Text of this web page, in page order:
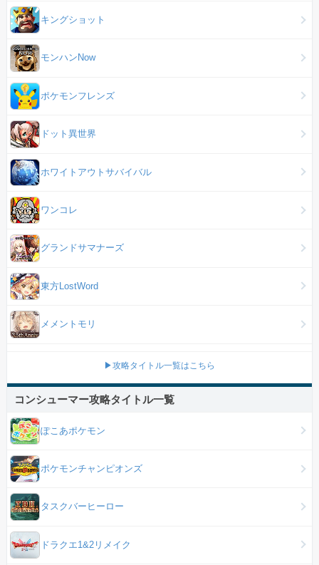
キングショット
モンハンNow
ポケモンフレンズ
ドット異世界
ホワイトアウトサバイバル
ワンコレ
グランドサマナーズ
東方LostWord
メメントモリ
▶攻略タイトル一覧はこちら
コンシューマー攻略タイトル一覧
ぽこあポケモン
ポケモンチャンピオンズ
タスクバーヒーロー
ドラクエ1&2リメイク